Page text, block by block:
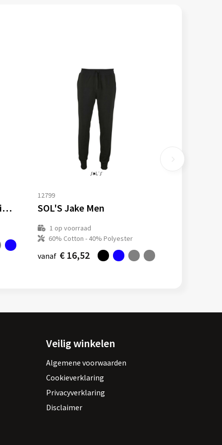
Fruit of the Loom Premium Elasticated Cuf Jogpants
12799
SOL'S Jake Men
1 op voorraad
60% Cotton - 40% Polyester
vanaf € 16,52
Veilig winkelen
Algemene voorwaarden
Cookieverklaring
Privacyverklaring
Disclaimer